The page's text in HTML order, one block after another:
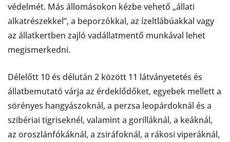
védelmét. Más állomásokon kézbe vehető „állati
alkatrészekkel”, a beporzókkal, az ízeltlábúakkal vagy
az állatkertben zajló vadállatmentő munkával lehet
megismerkedni.
Délelőtt 10 és délután 2 között 11 látványetetés és
állatbemutató várja az érdeklődőket, egyebek mellett a
sörényes hangyászoknál, a perzsa leopárdoknál és a
szibériai tigriseknél, valamint a gorilláknál, a keáknál,
az oroszlánfókáknál, a zsiráfoknál, a rákosi viperáknál,